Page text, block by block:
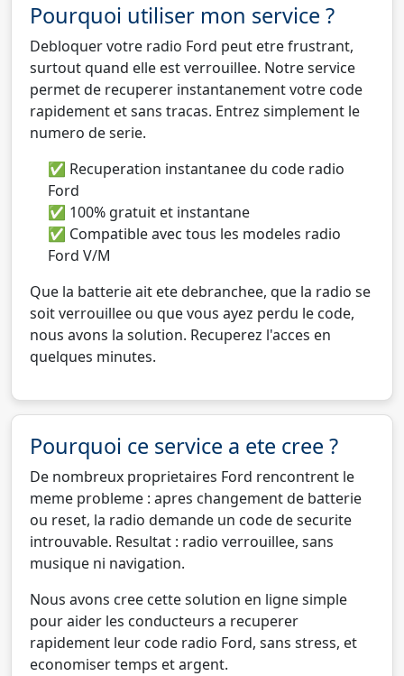
Pourquoi utiliser mon service ?
Debloquer votre radio Ford peut etre frustrant,
surtout quand elle est verrouillee. Notre service
permet de recuperer instantanement votre code
rapidement et sans tracas. Entrez simplement le
numero de serie.
✅ Recuperation instantanee du code radio
Ford
✅ 100% gratuit et instantane
✅ Compatible avec tous les modeles radio
Ford V/M
Que la batterie ait ete debranchee, que la radio se
soit verrouillee ou que vous ayez perdu le code,
nous avons la solution. Recuperez l'acces en
quelques minutes.
Pourquoi ce service a ete cree ?
De nombreux proprietaires Ford rencontrent le
meme probleme : apres changement de batterie
ou reset, la radio demande un code de securite
introuvable. Resultat : radio verrouillee, sans
musique ni navigation.
Nous avons cree cette solution en ligne simple
pour aider les conducteurs a recuperer
rapidement leur code radio Ford, sans stress, et
economiser temps et argent.